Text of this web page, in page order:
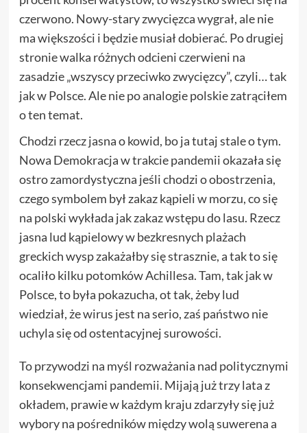
czerwono. Nowy-stary zwycięzca wygrał, ale nie
ma większości i będzie musiał dobierać. Po drugiej
stronie walka różnych odcieni czerwieni na
zasadzie „wszyscy przeciwko zwycięzcy”, czyli… tak
jak w Polsce. Ale nie po analogie polskie zatrąciłem
o ten temat.
Chodzi rzecz jasna o kowid, bo ja tutaj stale o tym.
Nowa Demokracja w trakcie pandemii okazała się
ostro zamordystyczna jeśli chodzi o obostrzenia,
czego symbolem był zakaz kąpieli w morzu, co się
na polski wykłada jak zakaz wstępu do lasu. Rzecz
jasna lud kąpielowy w bezkresnych plażach
greckich wysp zakażałby się strasznie, a tak to się
ocaliło kilku potomków Achillesa. Tam, tak jak w
Polsce, to była pokazucha, ot tak, żeby lud
wiedział, że wirus jest na serio, zaś państwo nie
uchyla się od ostentacyjnej surowości.
To przywodzi na myśl rozważania nad politycznymi
konsekwencjami pandemii. Mijają już trzy lata z
okładem, prawie w każdym kraju zdarzyły się już
wybory na pośredników między wolą suwerena a